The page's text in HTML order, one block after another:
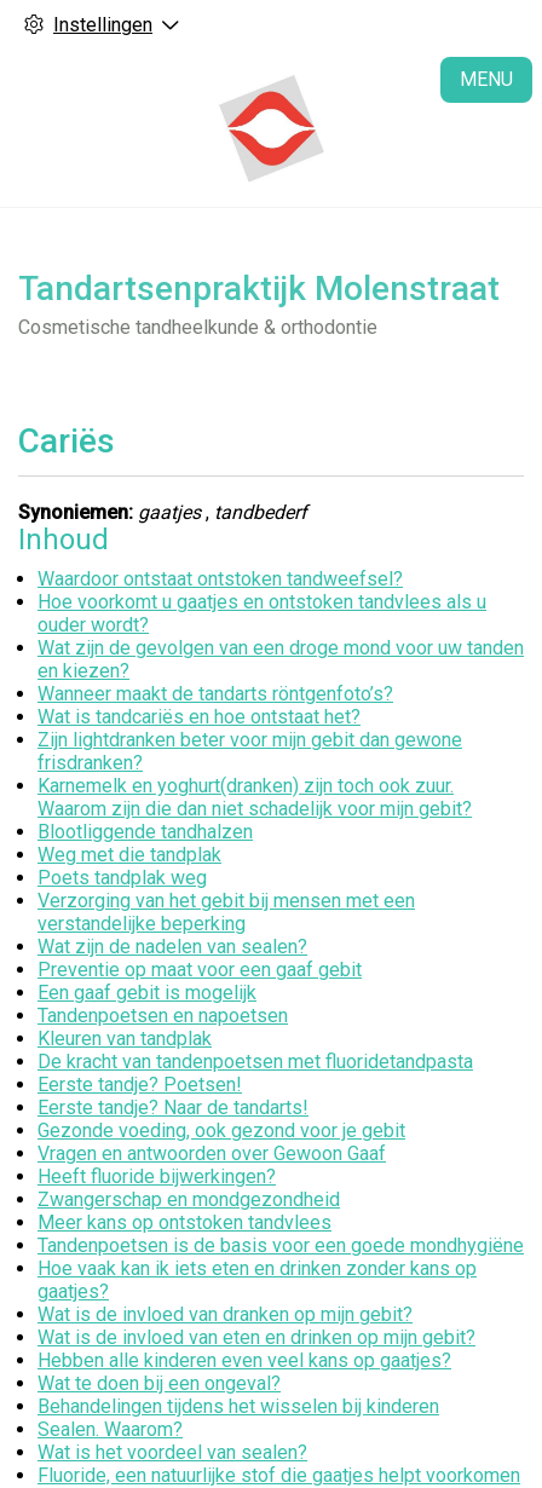
Instellingen
MENU
Tandartsenpraktijk Molenstraat
Cosmetische tandheelkunde & orthodontie
Cariës
Synoniemen: gaatjes, tandbederf
Inhoud
Waardoor ontstaat ontstoken tandweefsel?
Hoe voorkomt u gaatjes en ontstoken tandvlees als u
ouder wordt?
Wat zijn de gevolgen van een droge mond voor uw tanden
en kiezen?
Wanneer maakt de tandarts röntgenfoto’s?
Wat is tandcariës en hoe ontstaat het?
Zijn lightdranken beter voor mijn gebit dan gewone
frisdranken?
Karnemelk en yoghurt(dranken) zijn toch ook zuur.
Waarom zijn die dan niet schadelijk voor mijn gebit?
Blootliggende tandhalzen
Weg met die tandplak
Poets tandplak weg
Verzorging van het gebit bij mensen met een
verstandelijke beperking
Wat zijn de nadelen van sealen?
Preventie op maat voor een gaaf gebit
Een gaaf gebit is mogelijk
Tandenpoetsen en napoetsen
Kleuren van tandplak
De kracht van tandenpoetsen met fluoridetandpasta
Eerste tandje? Poetsen!
Eerste tandje? Naar de tandarts!
Gezonde voeding, ook gezond voor je gebit
Vragen en antwoorden over Gewoon Gaaf
Heeft fluoride bijwerkingen?
Zwangerschap en mondgezondheid
Meer kans op ontstoken tandvlees
Tandenpoetsen is de basis voor een goede mondhygiëne
Hoe vaak kan ik iets eten en drinken zonder kans op
gaatjes?
Wat is de invloed van dranken op mijn gebit?
Wat is de invloed van eten en drinken op mijn gebit?
Hebben alle kinderen even veel kans op gaatjes?
Wat te doen bij een ongeval?
Behandelingen tijdens het wisselen bij kinderen
Sealen. Waarom?
Wat is het voordeel van sealen?
Fluoride, een natuurlijke stof die gaatjes helpt voorkomen